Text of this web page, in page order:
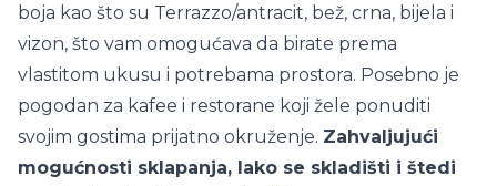
boja kao što su Terrazzo/antracit, bež, crna, bijela i
vizon, što vam omogućava da birate prema
vlastitom ukusu i potrebama prostora. Posebno je
pogodan za kafee i restorane koji žele ponuditi
svojim gostima prijatno okruženje. Zahvaljujući
mogućnosti sklapanja, lako se skladišti i štedi